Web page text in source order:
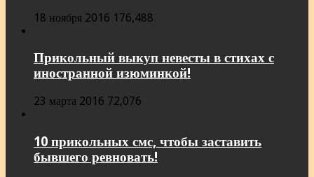
18 ноября 2016 176,488
Прикольный выкуп невесты в стихах с
иностранной изюминкой!
23 марта 2016 72,076
10 прикольных смс, чтобы заставить
бывшего ревновать!